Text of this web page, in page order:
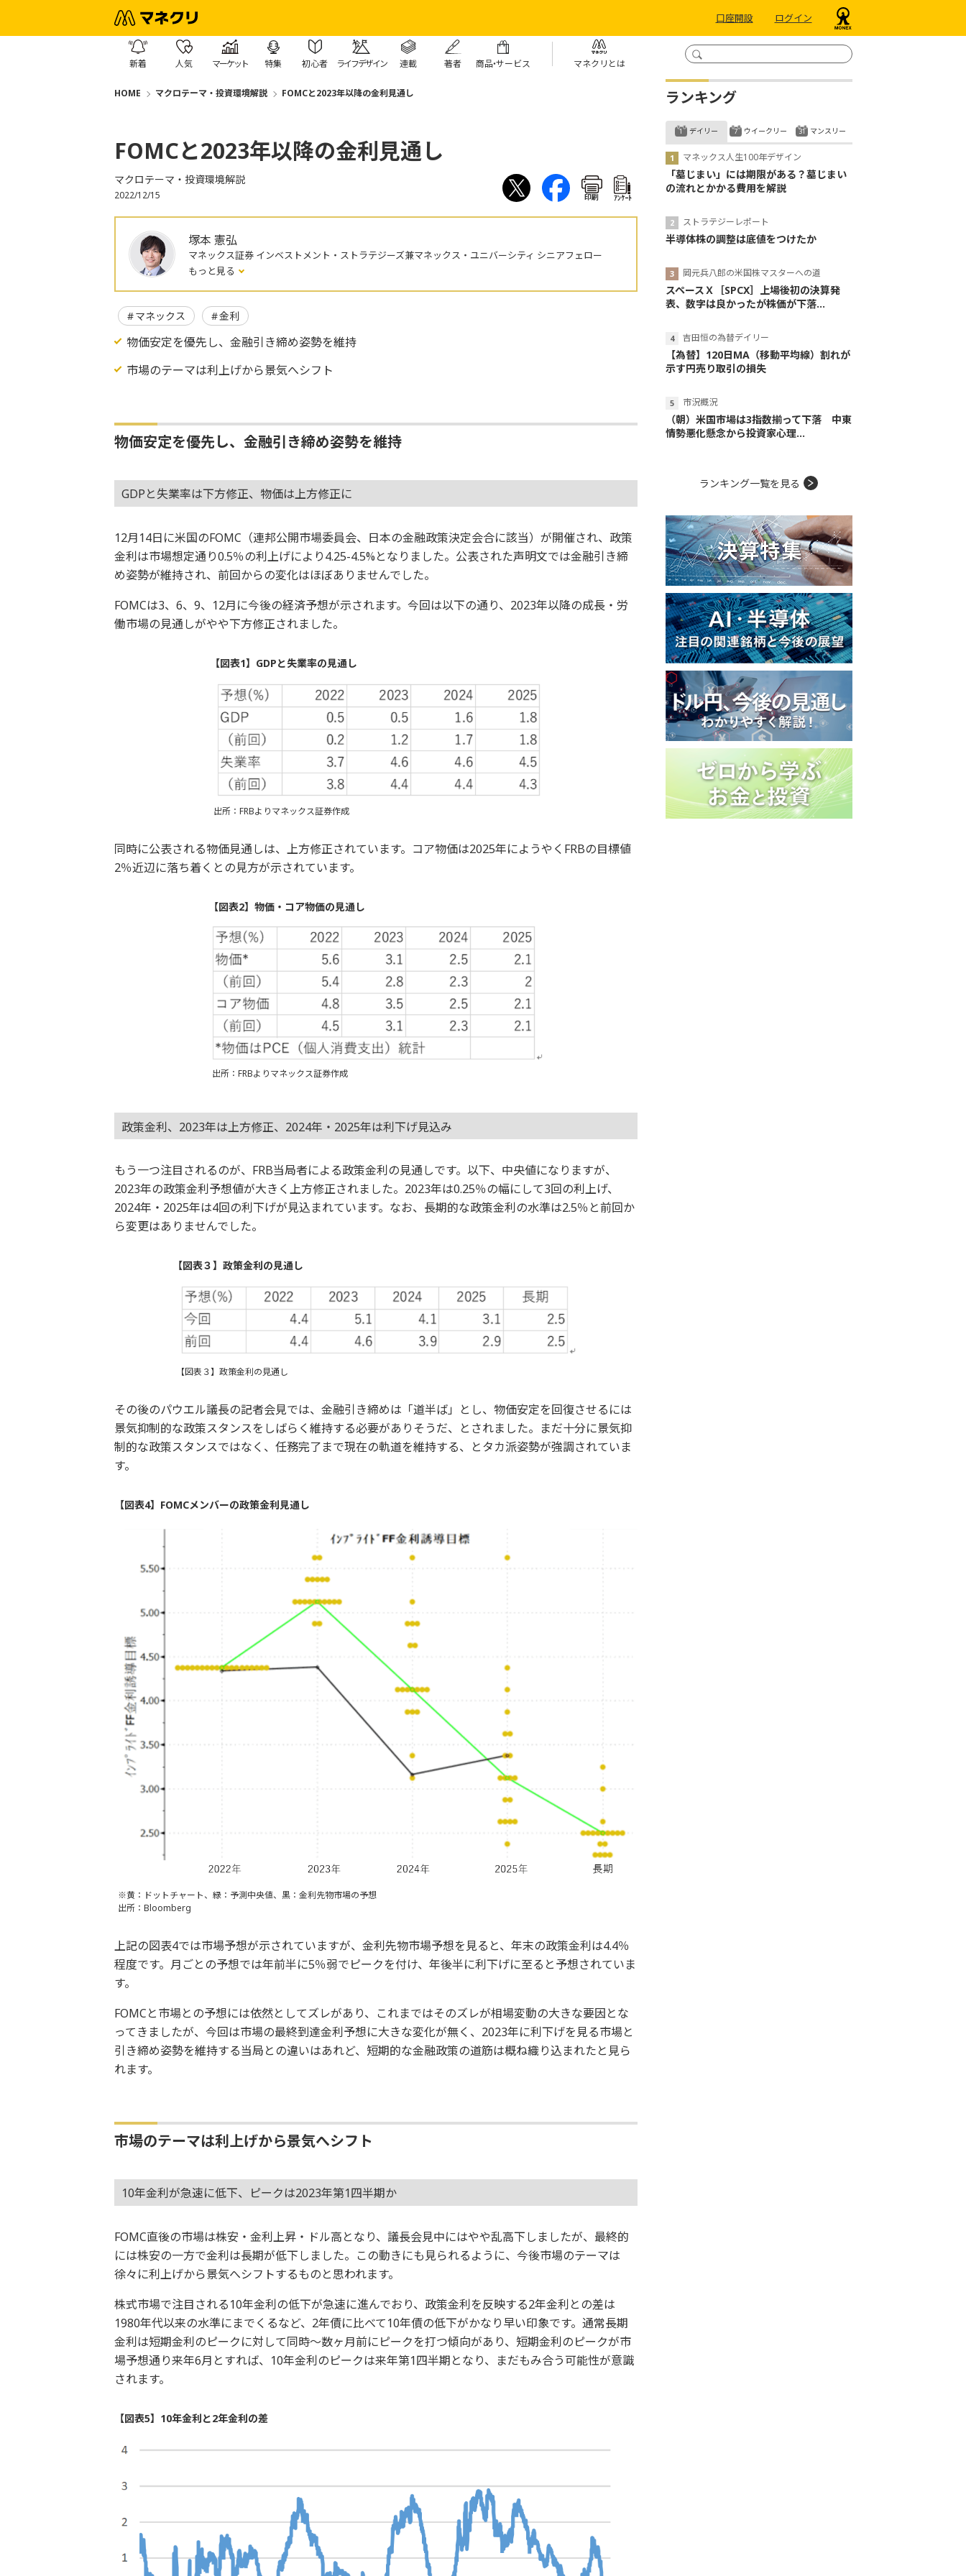
口座開設 ログイン
新着 人気 マーケット 特集 初心者 ライフデザイン 連載 著者 商品・サービス マネクリとは
HOME マクロテーマ・投資環境解説 FOMCと2023年以降の金利見通し
FOMCと2023年以降の金利見通し
マクロテーマ・投資環境解説
2022/12/15 印刷 ｱﾝｹｰﾄ
塚本 憲弘
マネックス証券 インベストメント・ストラテジーズ兼マネックス・ユニバーシティ シニアフェロー
もっと見る
マネックス 金利
物価安定を優先し、金融引き締め姿勢を維持
市場のテーマは利上げから景気へシフト
物価安定を優先し、金融引き締め姿勢を維持
GDPと失業率は下方修正、物価は上方修正に
12月14日に米国のFOMC（連邦公開市場委員会、日本の金融政策決定会合に該当）が開催され、政策
金利は市場想定通り0.5％の利上げにより4.25-4.5%となりました。公表された声明文では金融引き締
め姿勢が維持され、前回からの変化はほぼありませんでした。
FOMCは3、6、9、12月に今後の経済予想が示されます。今回は以下の通り、2023年以降の成長・労
働市場の見通しがやや下方修正されました。
【図表1】GDPと失業率の見通し
出所：FRBよりマネックス証券作成
同時に公表される物価見通しは、上方修正されています。コア物価は2025年にようやくFRBの目標値
2％近辺に落ち着くとの見方が示されています。
【図表2】物価・コア物価の見通し
出所：FRBよりマネックス証券作成
政策金利、2023年は上方修正、2024年・2025年は利下げ見込み
もう一つ注目されるのが、FRB当局者による政策金利の見通しです。以下、中央値になりますが、
2023年の政策金利予想値が大きく上方修正されました。2023年は0.25％の幅にして3回の利上げ、
2024年・2025年は4回の利下げが見込まれています。なお、長期的な政策金利の水準は2.5％と前回か
ら変更はありませんでした。
【図表３】政策金利の見通し
【図表３】政策金利の見通し
その後のパウエル議長の記者会見では、金融引き締めは「道半ば」とし、物価安定を回復させるには
景気抑制的な政策スタンスをしばらく維持する必要がありそうだ、とされました。まだ十分に景気抑
制的な政策スタンスではなく、任務完了まで現在の軌道を維持する、とタカ派姿勢が強調されていま
す。
【図表4】FOMCメンバーの政策金利見通し
※黄：ドットチャート、緑：予測中央値、黒：金利先物市場の予想
出所：Bloomberg
上記の図表4では市場予想が示されていますが、金利先物市場予想を見ると、年末の政策金利は4.4％
程度です。月ごとの予想では年前半に5％弱でピークを付け、年後半に利下げに至ると予想されていま
す。
FOMCと市場との予想には依然としてズレがあり、これまではそのズレが相場変動の大きな要因とな
ってきましたが、今回は市場の最終到達金利予想に大きな変化が無く、2023年に利下げを見る市場と
引き締め姿勢を維持する当局との違いはあれど、短期的な金融政策の道筋は概ね織り込まれたと見ら
れます。
市場のテーマは利上げから景気へシフト
10年金利が急速に低下、ピークは2023年第1四半期か
FOMC直後の市場は株安・金利上昇・ドル高となり、議長会見中にはやや乱高下しましたが、最終的
には株安の一方で金利は長期が低下しました。この動きにも見られるように、今後市場のテーマは
徐々に利上げから景気へシフトするものと思われます。
株式市場で注目される10年金利の低下が急速に進んでおり、政策金利を反映する2年金利との差は
1980年代以来の水準にまでくるなど、2年債に比べて10年債の低下がかなり早い印象です。通常長期
金利は短期金利のピークに対して同時～数ヶ月前にピークを打つ傾向があり、短期金利のピークが市
場予想通り来年6月とすれば、10年金利のピークは来年第1四半期となり、まだもみ合う可能性が意識
されます。
【図表5】10年金利と2年金利の差
ランキング
デイリー
マネックス人生100年デザイン
「墓じまい」には期限がある？墓じまい
の流れとかかる費用を解説
ストラテジーレポート
半導体株の調整は底値をつけたか
岡元兵八郎の米国株マスターへの道
スペースＸ［SPCX］上場後初の決算発
表、数字は良かったが株価が下落...
吉田恒の為替デイリー
【為替】120日MA（移動平均線）割れが
示す円売り取引の損失
市況概況
（朝）米国市場は3指数揃って下落 中東
情勢悪化懸念から投資家心理...
ウイークリー マンスリー
ランキング一覧を見る